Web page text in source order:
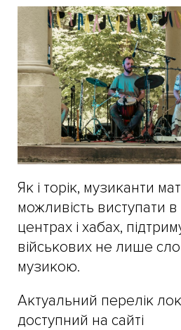
Як і торік, музиканти
можливість виступати в
центрах і хабах,
військових не лише
музикою.
Актуальний перелік
доступний на сайті